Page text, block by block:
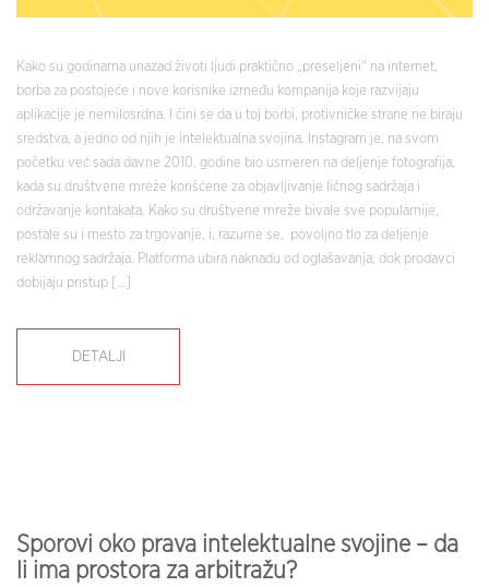
Kako su godinama unazad životi ljudi praktično „preseljeni“ na internet,
borba za postojeće i nove korisnike između kompanija koje razvijaju
aplikacije je nemilosrdna. I čini se da u toj borbi, protivničke strane ne biraju
sredstva, a jedno od njih je intelektualna svojina. Instagram je, na svom
početku već sada davne 2010. godine bio usmeren na deljenje fotografija,
kada su društvene mreže korišćene za objavljivanje ličnog sadržaja i
održavanje kontakata. Kako su društvene mreže bivale sve popularnije,
postale su i mesto za trgovanje, i, razume se, povoljno tlo za deljenje
reklamnog sadržaja. Platforma ubira naknadu od oglašavanja, dok prodavci
dobijaju pristup […]
DETALJI
Sporovi oko prava intelektualne svojine – da
li ima prostora za arbitražu?